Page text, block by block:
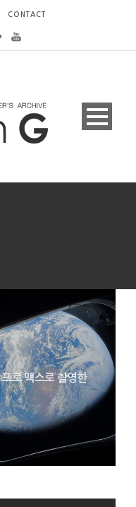
CONTACT
로 맥스로 촬영한